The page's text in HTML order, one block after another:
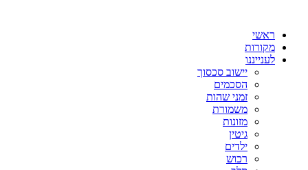
ראשי
מקורות
לענייננו
יישוב סכסוך
הסכמים
זמני שהות
משמורת
מזונות
גיטין
ילדים
רכוש